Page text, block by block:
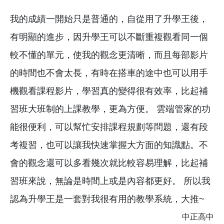
我的成績一開始只是普通的，自從用了升學王後，
有明顯的進步，因升學王可以不斷重複觀看同一個
較不懂的單元，使我的觀念更清晰，而且每部影片
的時間也不會太長，有時在搭車的途中也可以用手
機觀看課程影片，學習真的變得很有效率，比起補
習班大班制的上課教學，更為方便。 雲端管家的功
能很便利，可以幫忙安排課程規劃等問題，還有段
考複習，也可以讓我快速掌握大方面的知識點。不
會的觀念還可以多看幾次就比較容易理解，比起補
習班來說，無論是時間上或是內容都更好。 所以我
認為升學王是一套對我很有用的教學系統，大推~
中正高中